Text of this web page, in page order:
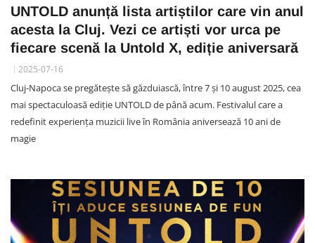
UNTOLD anunță lista artiștilor care vin anul
acesta la Cluj. Vezi ce artiști vor urca pe
fiecare scenă la Untold X, ediție aniversară
2025-07-16
Cluj-Napoca se pregătește să găzduiască, între 7 și 10 august 2025, cea
mai spectaculoasă ediție UNTOLD de până acum. Festivalul care a
redefinit experiența muzicii live în România aniversează 10 ani de
magie